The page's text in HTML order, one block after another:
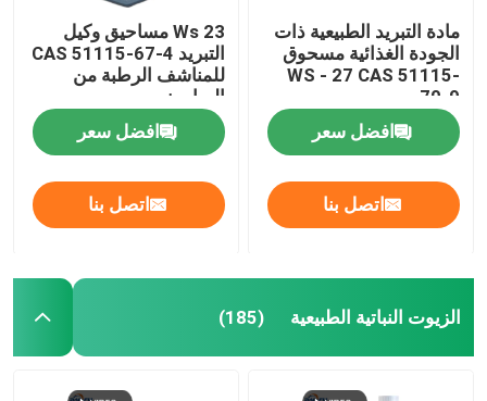
مادة التبريد الطبيعية ذات
الجودة الغذائية مسحوق
WS - 27 CAS 51115-
70-9
افضل سعر
اتصل بنا
Ws 23 مساحيق وكيل
التبريد CAS 51115-67-4
للمناشف الرطبة من
الصابون
افضل سعر
اتصل بنا
الزيوت النباتية الطبيعية (185)